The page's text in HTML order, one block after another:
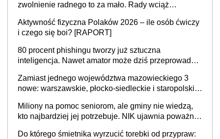
zwolnienie radnego to za mało. Rady wciąż
sprawy
Aktywność fizyczna Polaków 2026 – ile osób ćwiczy
i czego się boi? [RAPORT]
80 procent phishingu tworzy już sztuczna
inteligencja. Nawet amator może dziś przeprowadzić
Zamiast jednego województwa mazowieckiego 3
nowe: warszawskie, płocko-siedleckie i staropolskie.
stołecznych
Miliony na pomoc seniorom, ale gminy nie wiedzą,
kto najbardziej jej potrzebuje. NIK ujawnia poważną
Do którego śmietnika wyrzucić torebki od przypraw: